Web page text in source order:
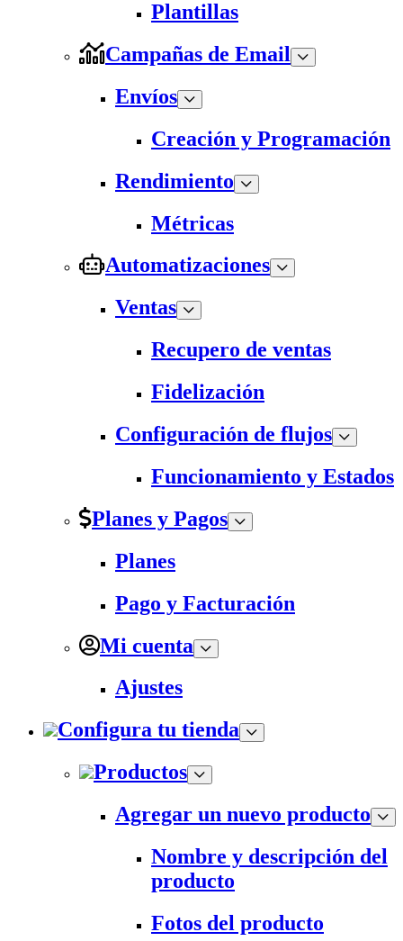
Plantillas
Campañas de Email
Envíos
Creación y Programación
Rendimiento
Métricas
Automatizaciones
Ventas
Recupero de ventas
Fidelización
Configuración de flujos
Funcionamiento y Estados
Planes y Pagos
Planes
Pago y Facturación
Mi cuenta
Ajustes
Configura tu tienda
Productos
Agregar un nuevo producto
Nombre y descripción del
producto
Fotos del producto